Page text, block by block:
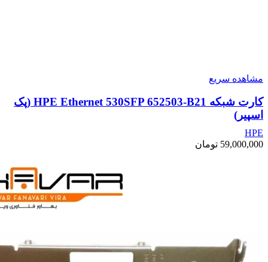
مشاهده سریع
کارت شبکه HPE Ethernet 530SFP 652503-B21 (پک
اسپیر)
HPE
59,000,000 تومان